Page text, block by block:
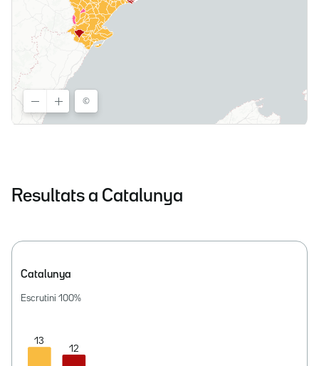
Resultats a Catalunya
Catalunya
Escrutini 100%